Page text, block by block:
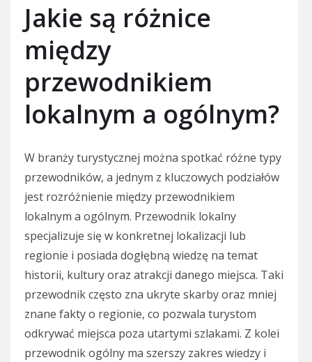
Jakie są różnice
między
przewodnikiem
lokalnym a ogólnym?
W branży turystycznej można spotkać różne typy
przewodników, a jednym z kluczowych podziałów
jest rozróżnienie między przewodnikiem
lokalnym a ogólnym. Przewodnik lokalny
specjalizuje się w konkretnej lokalizacji lub
regionie i posiada dogłębną wiedzę na temat
historii, kultury oraz atrakcji danego miejsca. Taki
przewodnik często zna ukryte skarby oraz mniej
znane fakty o regionie, co pozwala turystom
odkrywać miejsca poza utartymi szlakami. Z kolei
przewodnik ogólny ma szerszy zakres wiedzy i